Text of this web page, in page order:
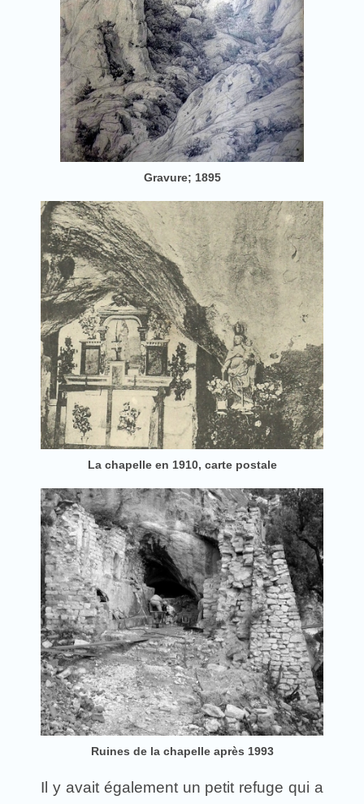
Gravure; 1895
La chapelle en 1910, carte postale
Ruines de la chapelle après 1993
Il y avait également un petit refuge qui a